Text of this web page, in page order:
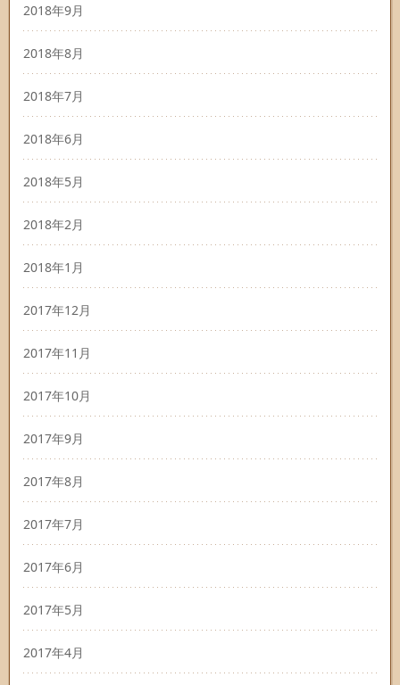
2018年9月
2018年8月
2018年7月
2018年6月
2018年5月
2018年2月
2018年1月
2017年12月
2017年11月
2017年10月
2017年9月
2017年8月
2017年7月
2017年6月
2017年5月
2017年4月